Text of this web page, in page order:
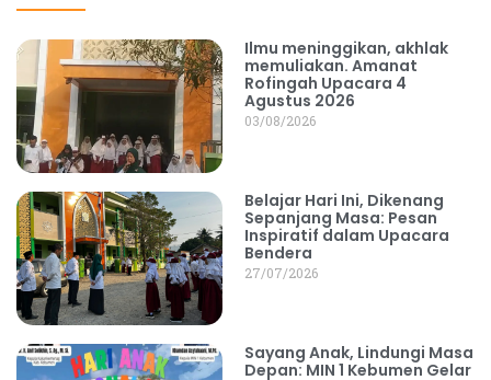
Ilmu meninggikan, akhlak
memuliakan. Amanat
Rofingah Upacara 4
Agustus 2026
03/08/2026
Belajar Hari Ini, Dikenang
Sepanjang Masa: Pesan
Inspiratif dalam Upacara
Bendera
27/07/2026
Sayang Anak, Lindungi Masa
Depan: MIN 1 Kebumen Gelar